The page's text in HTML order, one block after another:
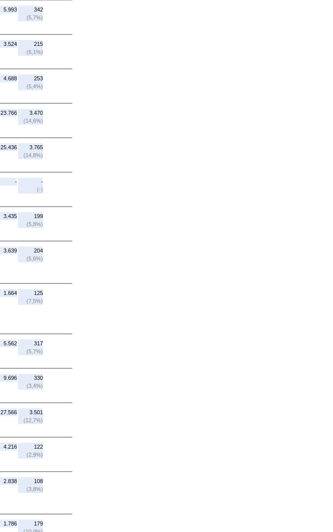
5.993
342
(5,7%)
3.524
215
(6,1%)
4.688
253
(5,4%)
23.766
3.470
(14,6%)
25.436
3.765
(14,8%)
-
-
(-)
3.435
199
(5,8%)
3.639
204
(5,6%)
1.664
125
(7,5%)
5.562
317
(5,7%)
9.696
330
(3,4%)
27.566
3.501
(12,7%)
4.216
122
(2,9%)
2.838
108
(3,8%)
1.786
179